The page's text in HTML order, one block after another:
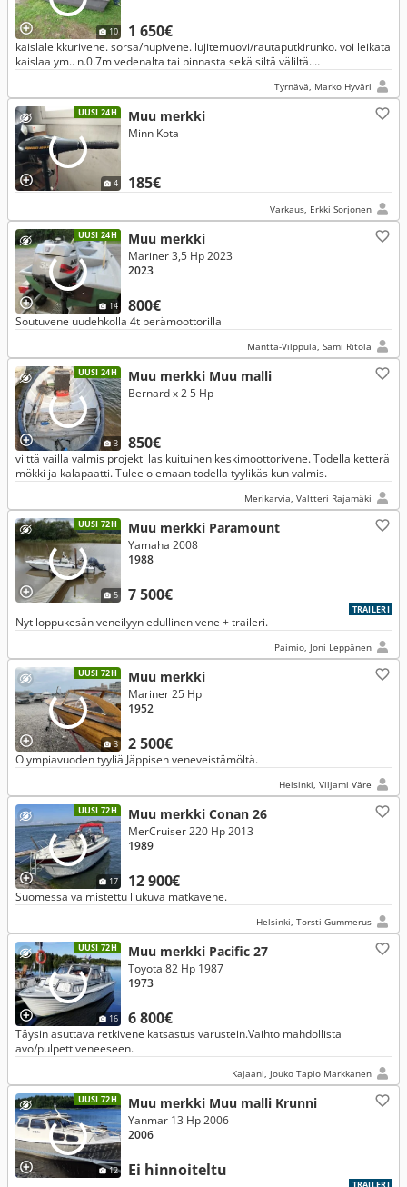
10 1 650€
kaislaleikkurivene. sorsa/hupivene. lujitemuovi/rautaputkirunko. voi leikata
kaislaa ym.. n.0.7m vedenalta tai pinnasta sekä siltä väliltä.
Tyrnävä, Marko Hyväri
UUSI 24H
4
Muu merkki
185€
Minn Kota
Varkaus, Erkki Sorjonen
UUSI 24H
14
Muu merkki
800€
Mariner 3,5 Hp 2023
2023
Soutuvene uudehkolla 4t perämoottorilla
Mänttä-Vilppula, Sami Ritola
UUSI 24H
3
Muu merkki Muu malli
850€
Bernard x 2 5 Hp
viittä vailla valmis projekti lasikuituinen keskimoottorivene. Todella ketterä
mökki ja kalapaatti. Tulee olemaan todella tyylikäs kun valmis.
Merikarvia, Valtteri Rajamäki
UUSI 72H
5
Muu merkki Paramount
7 500€
Yamaha 2008
1988
TRAILERI
Nyt loppukesän veneilyyn edullinen vene + traileri.
Paimio, Joni Leppänen
UUSI 72H
3
Muu merkki
2 500€
Mariner 25 Hp
1952
Olympiavuoden tyyliä Jäppisen veneveistämöltä.
Helsinki, Viljami Väre
UUSI 72H
17
Muu merkki Conan 26
12 900€
MerCruiser 220 Hp 2013
1989
Suomessa valmistettu liukuva matkavene.
Helsinki, Torsti Gummerus
UUSI 72H
16
Muu merkki Pacific 27
6 800€
Toyota 82 Hp 1987
1973
Täysin asuttava retkivene katsastus varustein.Vaihto mahdollista
avo/pulpettiveneeseen.
Kajaani, Jouko Tapio Markkanen
UUSI 72H
12
Muu merkki Muu malli Krunni
Ei hinnoiteltu
Yanmar 13 Hp 2006
2006